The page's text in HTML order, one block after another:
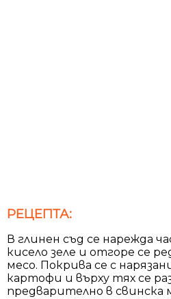
РЕЦЕПТА:
В глинен съд се нарежда
кисело зеле и отгоре се
месо. Покрива се с
картофи и върху тях се
предварително в свинска